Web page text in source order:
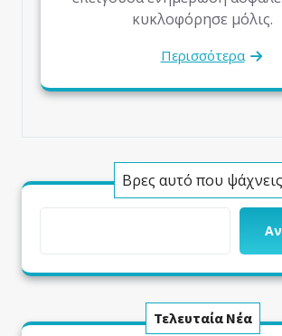
κυκλοφόρησε μόλις.
Περισσότερα
Βρες αυτό που ψάχνεις
Τελευταία Νέα